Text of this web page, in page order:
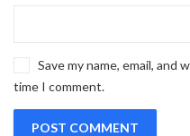
Save my name, email,
time I comment.